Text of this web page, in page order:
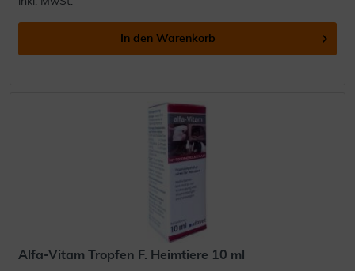
In den Warenkorb
Alfa-Vitam Tropfen F. Heimtiere 10 ml